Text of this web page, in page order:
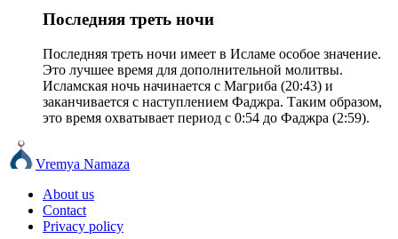
Последняя треть ночи
Последняя треть ночи имеет в Исламе особое значение.
Это лучшее время для дополнительной молитвы.
Исламская ночь начинается с Магриба (20:43) и
заканчивается с наступлением Фаджра. Таким образом,
это время охватывает период с 0:54 до Фаджра (2:59).
Vremya Namaza
About us
Contact
Privacy policy